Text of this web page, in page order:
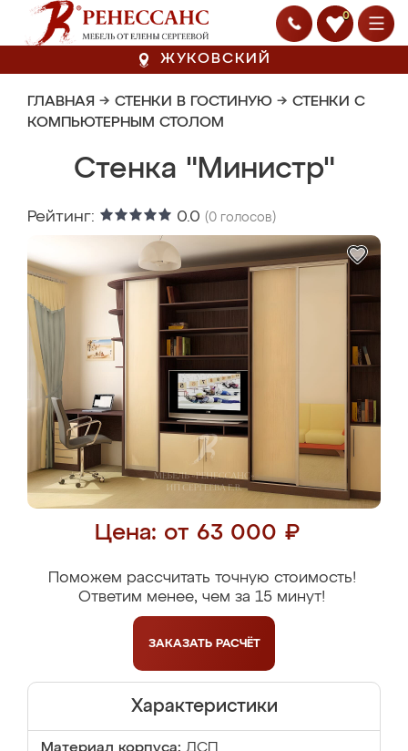
0
ЖУКОВСКИЙ
ГЛАВНАЯ → СТЕНКИ В ГОСТИНУЮ → СТЕНКИ С
КОМПЬЮТЕРНЫМ СТОЛОМ
Стенка "Министр"
Рейтинг: 0.0 (0 голосов)
Цена: от 63 000 ₽
Поможем рассчитать точную стоимость!
Ответим менее, чем за 15 минут!
ЗАКАЗАТЬ РАСЧЁТ
Характеристики